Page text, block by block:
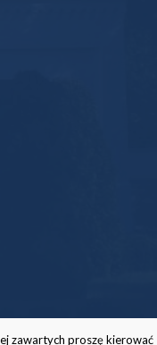
zawartych proszę kierować